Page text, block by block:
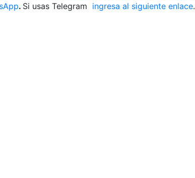
. Si usas Telegram ingresa al siguiente enlace.